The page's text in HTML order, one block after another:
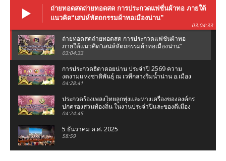
ถ่ายทอดสดถ่ายทอดสด การประกวดแฟชั่นผ้าทอ ภายใต้
แนวคิด“เสน่ห์หัตถกรรมผ้าทอเมืองน่าน”
03:04:33
ถ่ายทอดสดถ่ายทอดสด การประกวดแฟชั่นผ้าทอ
ภายใต้แนวคิด“เสน่ห์หัตถกรรมผ้าทอเมืองน่าน”
03:04:33
การประกวดธิดาดอยน่าน ประจำปี 2569 ความ
งดงามแห่งชาติพันธุ์ ณ เวทีกลางริมน้ำน่าน อ.เมือง
น่าน จ.น่าน
04:28:41
ประกวดร้องเพลงไทยลูกทุ่งและหางเครื่องขององค์กร
ปกครองส่วนท้องถิ่น ในงานประจำปีและของดีเมือง
น่าน 2569
04:24:45
5 ธันวาคม ค.ศ. 2025
58:59